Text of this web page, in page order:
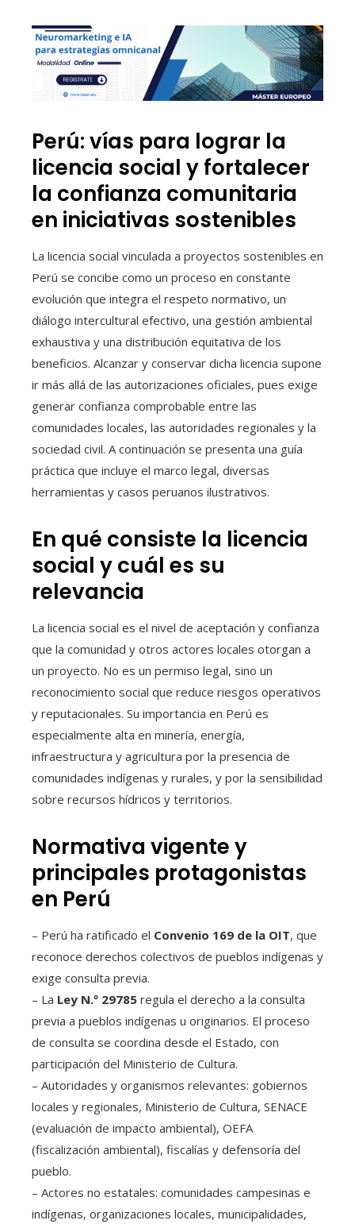
Perú: vías para lograr la
licencia social y fortalecer
la confianza comunitaria
en iniciativas sostenibles
La licencia social vinculada a proyectos sostenibles en
Perú se concibe como un proceso en constante
evolución que integra el respeto normativo, un
diálogo intercultural efectivo, una gestión ambiental
exhaustiva y una distribución equitativa de los
beneficios. Alcanzar y conservar dicha licencia supone
ir más allá de las autorizaciones oficiales, pues exige
generar confianza comprobable entre las
comunidades locales, las autoridades regionales y la
sociedad civil. A continuación se presenta una guía
práctica que incluye el marco legal, diversas
herramientas y casos peruanos ilustrativos.
En qué consiste la licencia
social y cuál es su
relevancia
La licencia social es el nivel de aceptación y confianza
que la comunidad y otros actores locales otorgan a
un proyecto. No es un permiso legal, sino un
reconocimiento social que reduce riesgos operativos
y reputacionales. Su importancia en Perú es
especialmente alta en minería, energía,
infraestructura y agricultura por la presencia de
comunidades indígenas y rurales, y por la sensibilidad
sobre recursos hídricos y territorios.
Normativa vigente y
principales protagonistas
en Perú
– Perú ha ratificado el Convenio 169 de la OIT, que
reconoce derechos colectivos de pueblos indígenas y
exige consulta previa.
– La Ley N.º 29785 regula el derecho a la consulta
previa a pueblos indígenas u originarios. El proceso
de consulta se coordina desde el Estado, con
participación del Ministerio de Cultura.
– Autoridades y organismos relevantes: gobiernos
locales y regionales, Ministerio de Cultura, SENACE
(evaluación de impacto ambiental), OEFA
(fiscalización ambiental), fiscalías y defensoría del
pueblo.
– Actores no estatales: comunidades campesinas e
indígenas, organizaciones locales, municipalidades,